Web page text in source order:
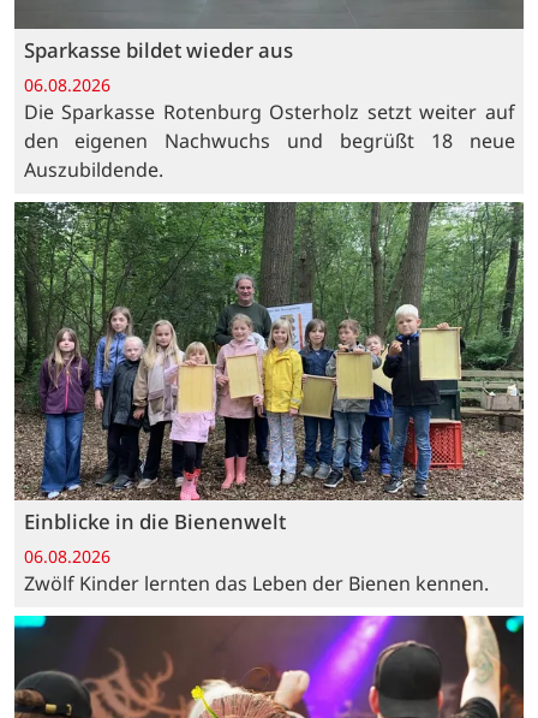
Sparkasse bildet wieder aus
06.08.2026
Die Sparkasse Rotenburg Osterholz setzt weiter auf
den eigenen Nachwuchs und begrüßt 18 neue
Auszubildende.
Einblicke in die Bienenwelt
06.08.2026
Zwölf Kinder lernten das Leben der Bienen kennen.